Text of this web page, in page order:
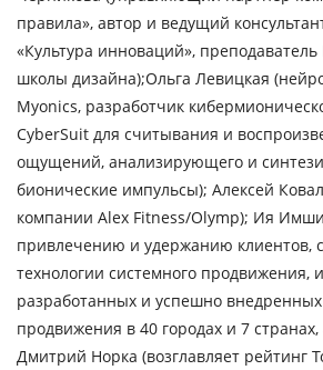
правила», автор и ведущий
«Культура инноваций»,
школы дизайна);Ольга Левицкая
Myonics, разработчик
CyberSuit для считывания и
ощущений, анализирующего и
бионические импульсы); Алексей
компании Alex Fitness/Olymp); Ия
привлечению и удержанию клиентов,
технологии системного продвижения,
разработанных и успешно
продвижения в 40 городах и 7 странах,
Дмитрий Норка (возглавляет рейтинг